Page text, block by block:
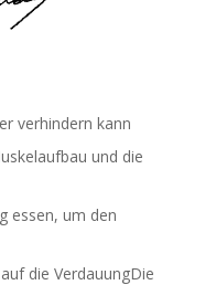
verhindern kann
und die
essen, um den
die VerdauungDie